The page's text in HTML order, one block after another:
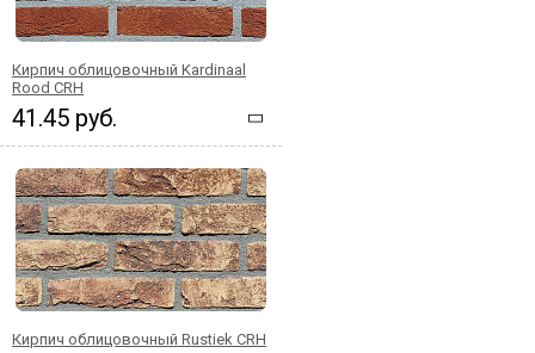
Кирпич облицовочный Kardinaal
Rood CRH
41.45 руб.
Кирпич облицовочный Rustiek CRH